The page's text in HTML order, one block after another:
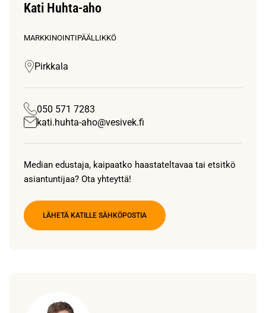
Kati Huhta-aho
MARKKINOINTIPÄÄLLIKKÖ
Pirkkala
050 571 7283
kati.huhta-aho@vesivek.fi
Median edustaja, kaipaatko haastateltavaa tai etsitkö
asiantuntijaa? Ota yhteyttä!
LÄHETÄ KATILLE SÄHKÖPOSTIA